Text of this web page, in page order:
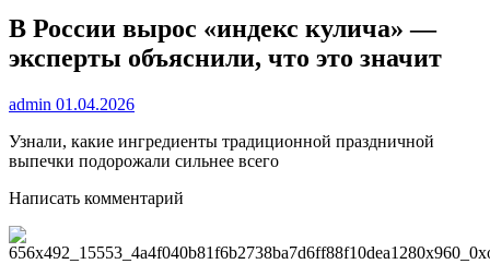
В России вырос «индекс кулича» —
эксперты объяснили, что это значит
admin 01.04.2026
Узнали, какие ингредиенты традиционной праздничной
выпечки подорожали сильнее всего
Написать комментарий